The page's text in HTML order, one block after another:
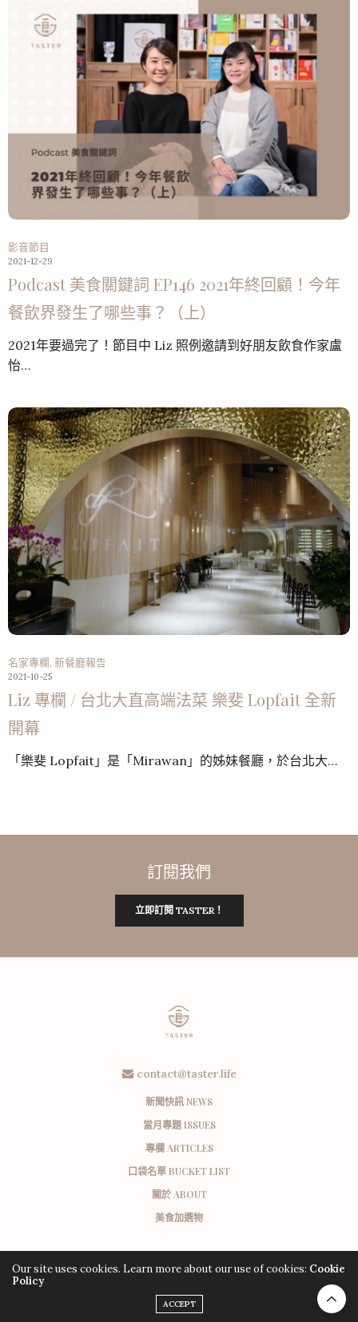
影音節目
2021-12-29
Podcast 美食關鍵詞 EP146 2021年終回顧！今年
餐飲界發生了哪些事？（上）
2021年要過完了！節目中 Liz 照例邀請到好朋友飲食作家盧
怡…
名家專欄, 新餐廳報告
2021-10-25
Liz 專欄 / 台北大直高端法菜 樂斐 Lopfait 全新
開幕
「樂斐 Lopfait」是「Mirawan」的姊妹餐廳，於台北大…
訂閱我們
立即訂閱 TASTER！
contact@taster.life
新聞快訊 NEWS
當月專題 ISSUES
專欄 ARTICLES
口袋名單 BUCKET LIST
關於 ABOUT
美食加選物
Our site uses cookies. Learn more about our use of cookies: Cookie
Policy
ACCEPT